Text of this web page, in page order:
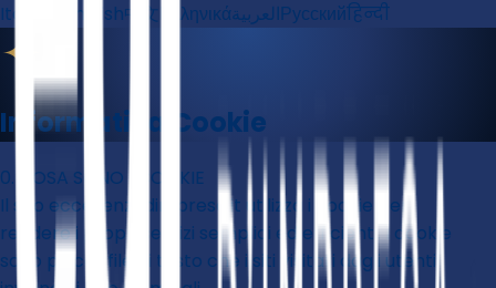
Italiano English中文 ΕλληνικάالعربيةРусскийहिन्दी
✦
Informativa Cookie
0. COSA SONO I COOKIE
Il sito eccellenzedimpresa.it utilizza i cookie per
rendere i propri servizi semplici ed efficienti. I cookie
sono piccoli file di testo che i siti visitati dagli utenti